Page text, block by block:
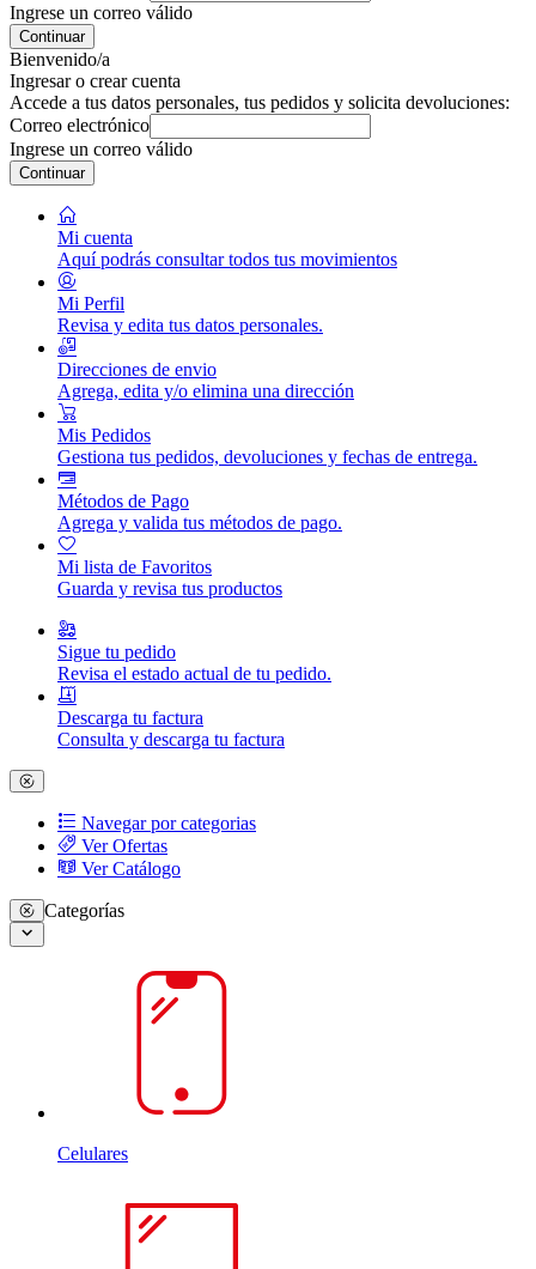
Ingrese un correo válido
Continuar
Bienvenido/a
Ingresar o crear cuenta
Accede a tus datos personales, tus pedidos y solicita devoluciones:
Correo electrónico
Ingrese un correo válido
Continuar
Mi cuenta
Aquí podrás consultar todos tus movimientos
Mi Perfil
Revisa y edita tus datos personales.
Direcciones de envio
Agrega, edita y/o elimina una dirección
Mis Pedidos
Gestiona tus pedidos, devoluciones y fechas de entrega.
Métodos de Pago
Agrega y valida tus métodos de pago.
Mi lista de Favoritos
Guarda y revisa tus productos
Sigue tu pedido
Revisa el estado actual de tu pedido.
Descarga tu factura
Consulta y descarga tu factura
Navegar por categorias
Ver Ofertas
Ver Catálogo
Categorías
Celulares